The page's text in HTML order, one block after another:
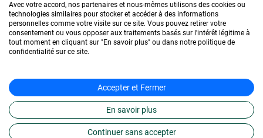
Avec votre accord, nos partenaires et nous-mêmes utilisons des cookies ou
technologies similaires pour stocker et accéder à des informations
personnelles comme votre visite sur ce site. Vous pouvez retirer votre
consentement ou vous opposer aux traitements basés sur l'intérêt légitime à
tout moment en cliquant sur "En savoir plus" ou dans notre politique de
confidentialité sur ce site.
Accepter et Fermer
En savoir plus
Continuer sans accepter